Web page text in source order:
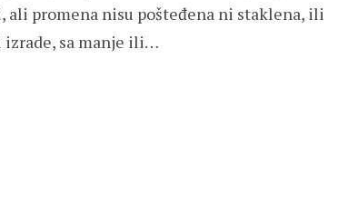
promena nisu pošteđena ni staklena, ili
izrade, sa manje ili…